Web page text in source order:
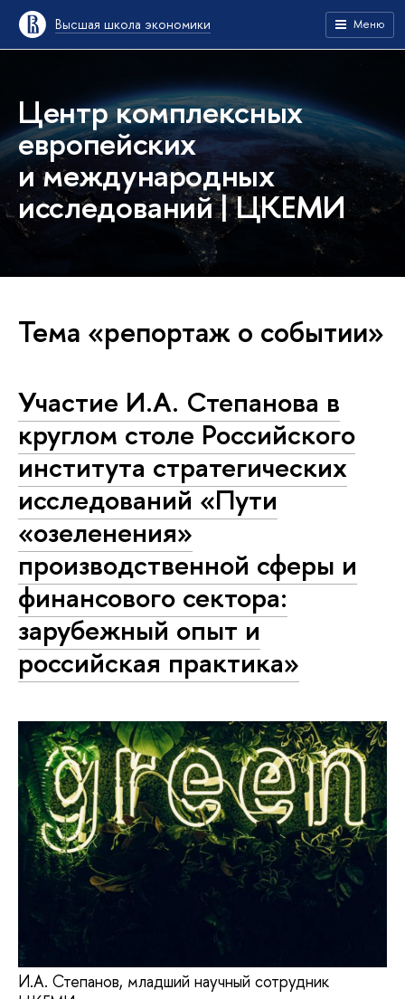
Высшая школа экономики Меню
Центр комплексных
европейских
и международных
исследований | ЦКЕМИ
Тема «репортаж о событии»
Участие И.А. Степанова в
круглом столе Российского
института стратегических
исследований «Пути
«озеленения»
производственной сферы и
финансового сектора:
зарубежный опыт и
российская практика»
И.А. Степанов, младший научный сотрудник